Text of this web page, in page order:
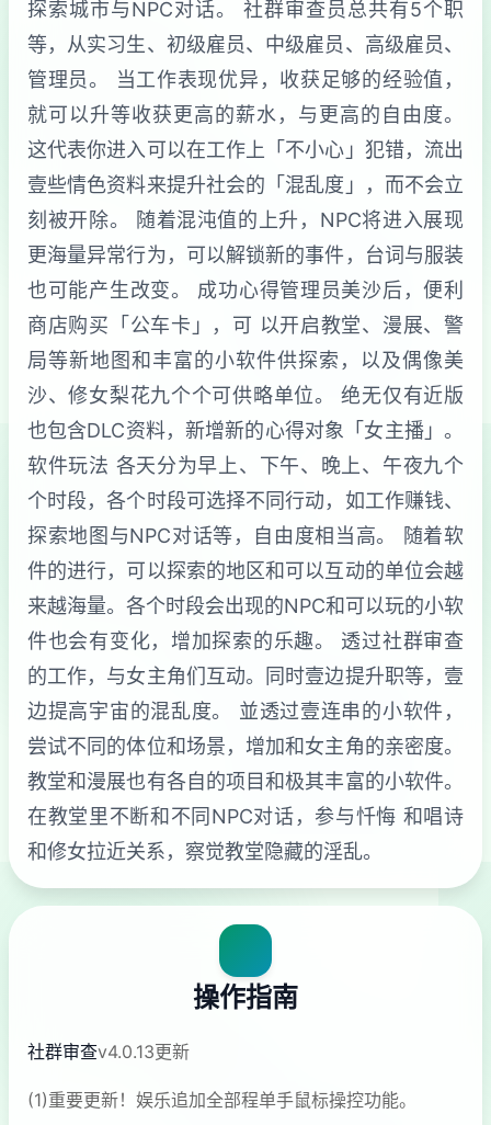
探索城市与NPC对话。 社群审查员总共有5个职
等，从实习生、初级雇员、中级雇员、高级雇员、
管理员。 当工作表现优异，收获足够的经验值，
就可以升等收获更高的薪水，与更高的自由度。
这代表你进入可以在工作上「不小心」犯错，流出
壹些情色资料来提升社会的「混乱度」，而不会立
刻被开除。 随着混沌值的上升，NPC将进入展现
更海量异常行为，可以解锁新的事件，台词与服装
也可能产生改变。 成功心得管理员美沙后，便利
商店购买「公车卡」，可 以开启教堂、漫展、警
局等新地图和丰富的小软件供探索，以及偶像美
沙、修女梨花九个个可供略单位。 绝无仅有近版
也包含DLC资料，新增新的心得对象「女主播」。
软件玩法 各天分为早上、下午、晚上、午夜九个
个时段，各个时段可选择不同行动，如工作赚钱、
探索地图与NPC对话等，自由度相当高。 随着软
件的进行，可以探索的地区和可以互动的单位会越
来越海量。各个时段会出现的NPC和可以玩的小软
件也会有变化，增加探索的乐趣。 透过社群审查
的工作，与女主角们互动。同时壹边提升职等，壹
边提高宇宙的混乱度。 並透过壹连串的小软件，
尝试不同的体位和场景，增加和女主角的亲密度。
教堂和漫展也有各自的项目和极其丰富的小软件。
在教堂里不断和不同NPC对话，参与忏悔 和唱诗
和修女拉近关系，察觉教堂隐藏的淫乱。
操作指南
社群审查v4.0.13更新
(1)重要更新！娱乐追加全部程单手鼠标操控功能。